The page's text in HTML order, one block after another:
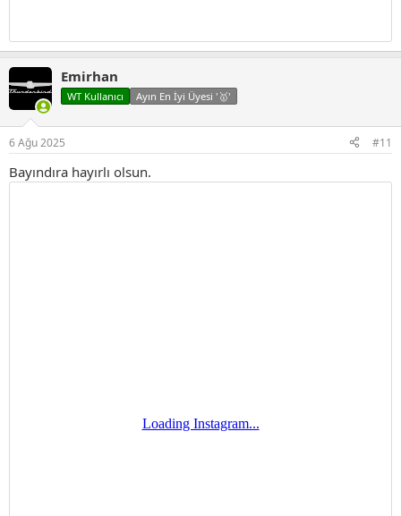
Emirhan
WT Kullanıcı Ayın En İyi Üyesi '🥇'
6 Ağu 2025 #11
Bayındıra hayırlı olsun.